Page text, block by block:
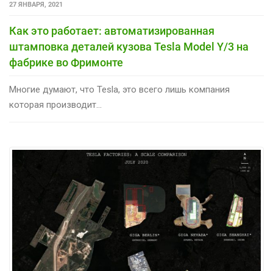
27 ЯНВАРЯ, 2021
Как это работает: автоматизированная
штамповка деталей кузова Tesla Model Y/3 на
фабрике во Фримонте
Многие думают, что Tesla, это всего лишь компания
которая производит...